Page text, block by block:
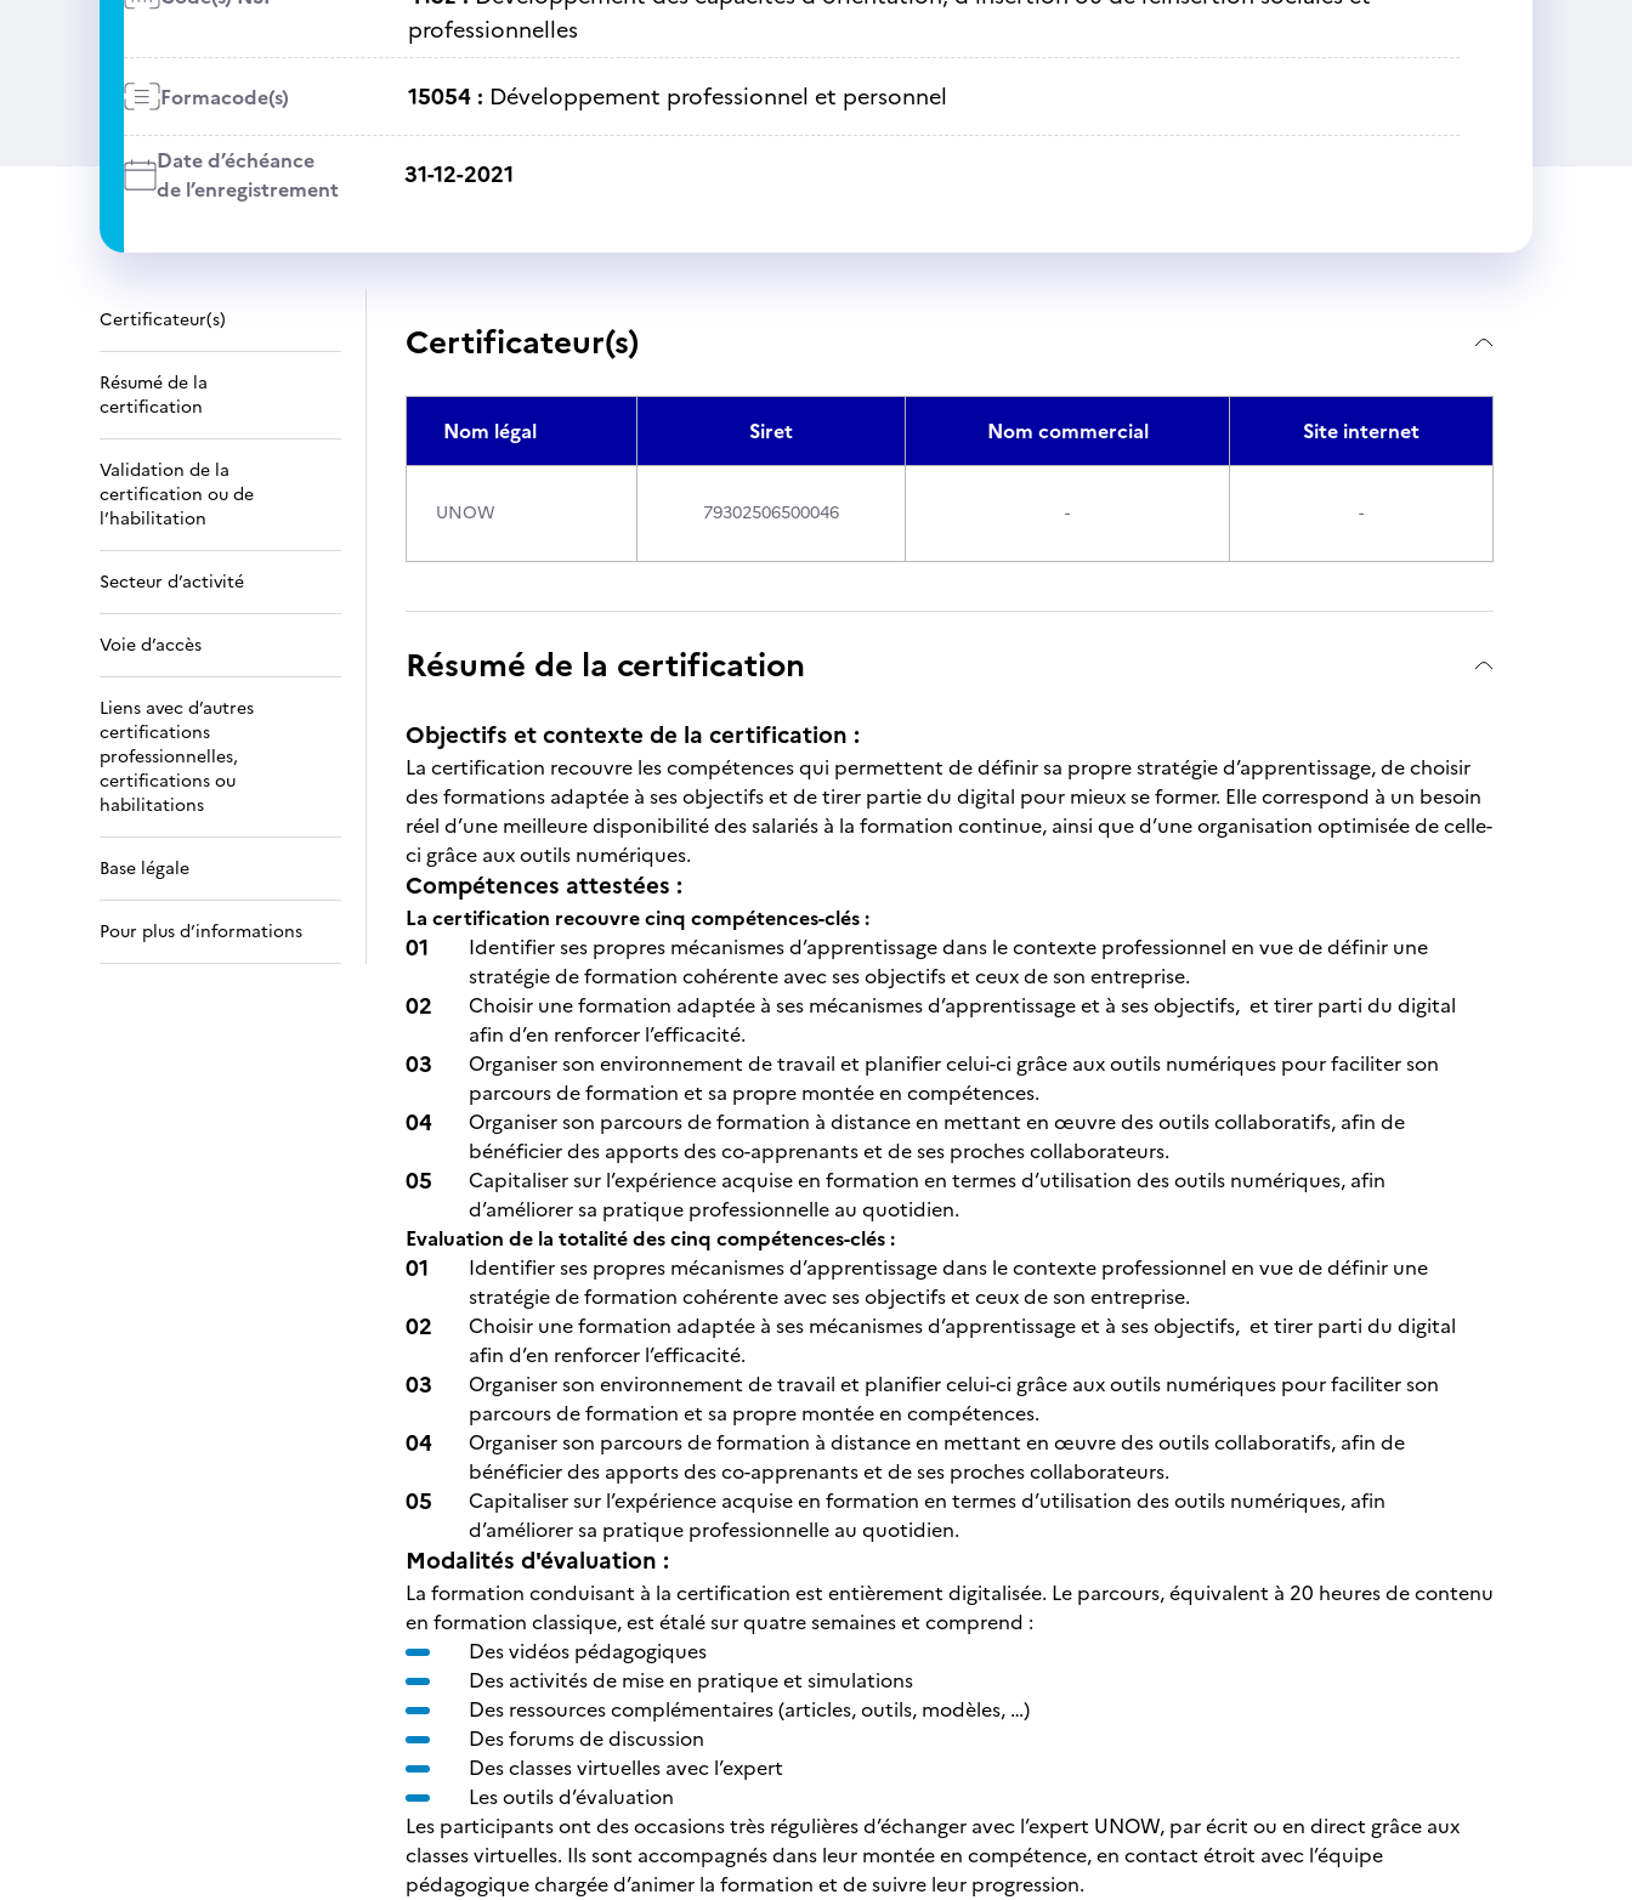
professionnelles
Formacode(s) 15054 : Développement professionnel et personnel
Date d’échéance
de l’enregistrement
31-12-2021
Certificateur(s)
Résumé de la
certification
Validation de la
certification ou de
l’habilitation
Secteur d’activité
Voie d’accès
Liens avec d’autres
certifications
professionnelles,
certifications ou
habilitations
Base légale
Pour plus d’informations
Certificateur(s)
Nom légal Siret Nom commercial Site internet
UNOW 79302506500046 - -
Résumé de la certification
Objectifs et contexte de la certification :
La certification recouvre les compétences qui permettent de définir sa propre stratégie d’apprentissage, de choisir
des formations adaptée à ses objectifs et de tirer partie du digital pour mieux se former. Elle correspond à un besoin
réel d’une meilleure disponibilité des salariés à la formation continue, ainsi que d’une organisation optimisée de celle-
ci grâce aux outils numériques.
Compétences attestées :
La certification recouvre cinq compétences-clés :
Identifier ses propres mécanismes d’apprentissage dans le contexte professionnel en vue de définir une
stratégie de formation cohérente avec ses objectifs et ceux de son entreprise.
Choisir une formation adaptée à ses mécanismes d’apprentissage et à ses objectifs, et tirer parti du digital
afin d’en renforcer l’efficacité.
Organiser son environnement de travail et planifier celui-ci grâce aux outils numériques pour faciliter son
parcours de formation et sa propre montée en compétences.
Organiser son parcours de formation à distance en mettant en œuvre des outils collaboratifs, afin de
bénéficier des apports des co-apprenants et de ses proches collaborateurs.
Capitaliser sur l’expérience acquise en formation en termes d’utilisation des outils numériques, afin
d’améliorer sa pratique professionnelle au quotidien.
Evaluation de la totalité des cinq compétences-clés :
Identifier ses propres mécanismes d’apprentissage dans le contexte professionnel en vue de définir une
stratégie de formation cohérente avec ses objectifs et ceux de son entreprise.
Choisir une formation adaptée à ses mécanismes d’apprentissage et à ses objectifs, et tirer parti du digital
afin d’en renforcer l’efficacité.
Organiser son environnement de travail et planifier celui-ci grâce aux outils numériques pour faciliter son
parcours de formation et sa propre montée en compétences.
Organiser son parcours de formation à distance en mettant en œuvre des outils collaboratifs, afin de
bénéficier des apports des co-apprenants et de ses proches collaborateurs.
Capitaliser sur l’expérience acquise en formation en termes d’utilisation des outils numériques, afin
d’améliorer sa pratique professionnelle au quotidien.
Modalités d'évaluation :
La formation conduisant à la certification est entièrement digitalisée. Le parcours, équivalent à 20 heures de contenu
en formation classique, est étalé sur quatre semaines et comprend :
Des vidéos pédagogiques
Des activités de mise en pratique et simulations
Des ressources complémentaires (articles, outils, modèles, …)
Des forums de discussion
Des classes virtuelles avec l’expert
Les outils d’évaluation
Les participants ont des occasions très régulières d’échanger avec l’expert UNOW, par écrit ou en direct grâce aux
classes virtuelles. Ils sont accompagnés dans leur montée en compétence, en contact étroit avec l’équipe
pédagogique chargée d’animer la formation et de suivre leur progression.